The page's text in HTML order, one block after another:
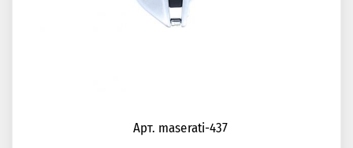
Арт. maserati-437